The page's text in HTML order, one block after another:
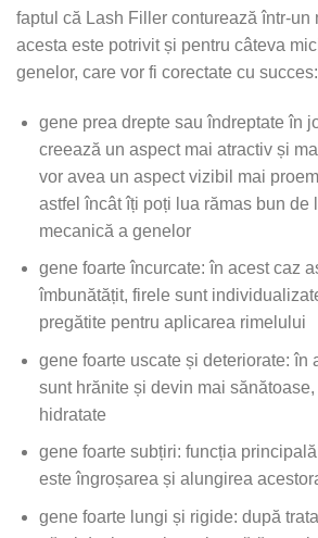
faptul că Lash Filler conturează într-un
acesta este potrivit și pentru câteva
genelor, care vor fi corectate cu succes:
gene prea drepte sau îndreptate în
creează un aspect mai atractiv și
vor avea un aspect vizibil mai
astfel încât îți poți lua rămas bun de
mecanică a genelor
gene foarte încurcate: în acest caz
îmbunătățit, firele sunt
pregătite pentru aplicarea rimelului
gene foarte uscate și deteriorate: în
sunt hrănite și devin mai
hidratate
gene foarte subțiri: funcția
este îngroșarea și alungirea
gene foarte lungi și rigide: după